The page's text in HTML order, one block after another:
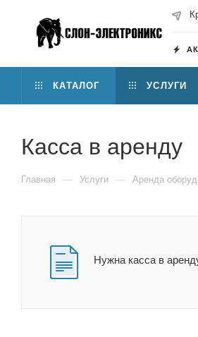
КАТАЛОГ УСЛУГИ
Касса в аренду
Главная — Услуги — Аренда
Нужна касса в